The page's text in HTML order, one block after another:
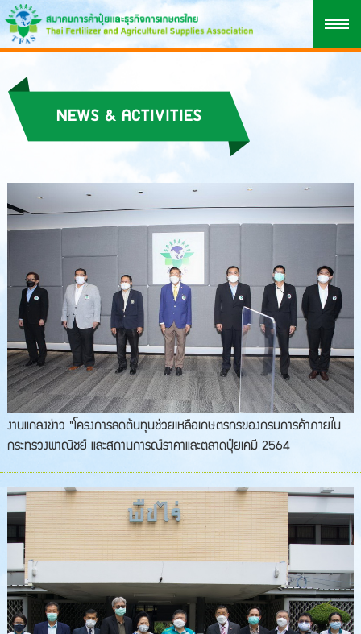
NEWS & ACTIVITIES
งานแถลงข่าว "โครงการลดต้นทุนช่วยเหลือเกษตรกรของกรมการค้าภายใน
กระทรวงพาณิชย์ และสถานการณ์ราคาและตลาดปุ๋ยเคมี 2564